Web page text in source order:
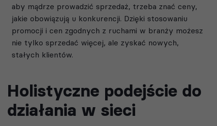
aby mądrze prowadzić sprzedaż, trzeba znać ceny,
jakie obowiązują u konkurencji. Dzięki stosowaniu
promocji i cen zgodnych z ruchami w branży możesz
nie tylko sprzedać więcej, ale zyskać nowych,
stałych klientów.
Holistyczne podejście do
działania w sieci